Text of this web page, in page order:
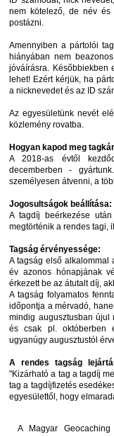
nem kötelező, de név
postázni.
Amennyiben a pártolói
hiányában nem
jóváírásra. Későbbiekben
lehet! Ezért kérjük, ha
a nicknevedet és az ID
Az egyesületünk nevét
közlemény rovatba.
Hogyan kapod meg
A 2018-as évtől
decemberben -
személyesen átvenni, a
Jogosultságok beállítása:
A tagdíj beérkezése
megtörténik a rendes tagi,
Tagság érvényessége:
A tagság első alkalommal
év azonos hónapjának
érkezett be az átutalt díj,
A tagság folyamatos
időpontja a mérvadó,
mindig augusztusban újul
és csak pl. októberben
ugyanúgy augusztustól
A rendes tagság
"Kizárható a tag a tagdíj
tag a tagdíjfizetés
egyesülettől, hogy
A Magyar